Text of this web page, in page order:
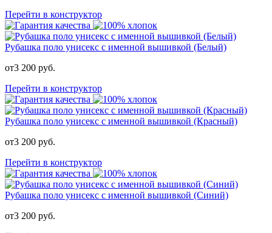
Перейти в конструктор
Рубашка поло унисекс с именной вышивкой (Белый)
от3 200 руб.
Перейти в конструктор
Рубашка поло унисекс с именной вышивкой (Красный)
от3 200 руб.
Перейти в конструктор
Рубашка поло унисекс с именной вышивкой (Синий)
от3 200 руб.